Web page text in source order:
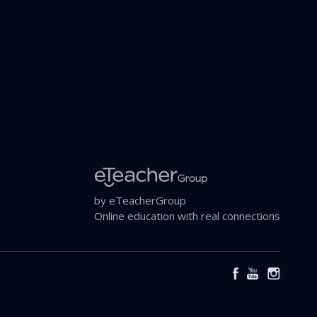
by eTeacherGroup
Online education with real connections